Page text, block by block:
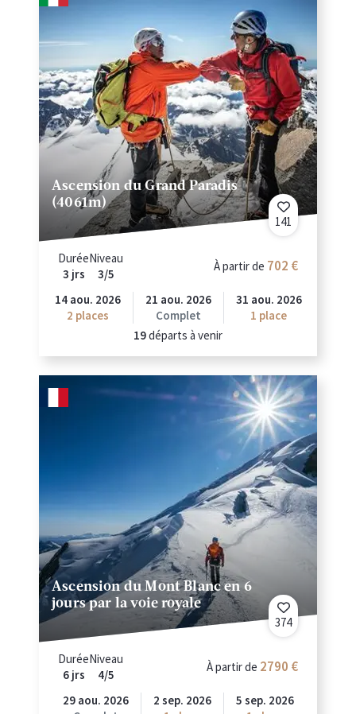
Ascension du Grand Paradis
(4061m)
141
Durée
3 jrs
Niveau
3/5
À partir de 702
14 aou. 2026
2 places
21 aou. 2026
Complet
31 aou. 2026
1 place
19départs à venir
Ascension du Mont Blanc en 6
jours par la voie royale
374
Durée
6 jrs
Niveau
4/5
À partir de 2790
29 aou. 2026
2 sep. 2026
5 sep. 2026